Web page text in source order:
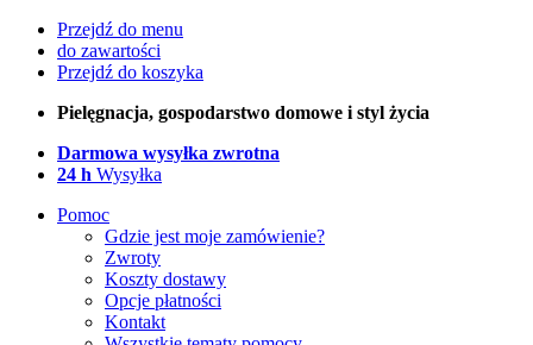
Przejdź do menu
do zawartości
Przejdź do koszyka
Pielęgnacja, gospodarstwo domowe i styl życia
Darmowa wysyłka zwrotna
24 h Wysyłka
Pomoc
Gdzie jest moje zamówienie?
Zwroty
Koszty dostawy
Opcje płatności
Kontakt